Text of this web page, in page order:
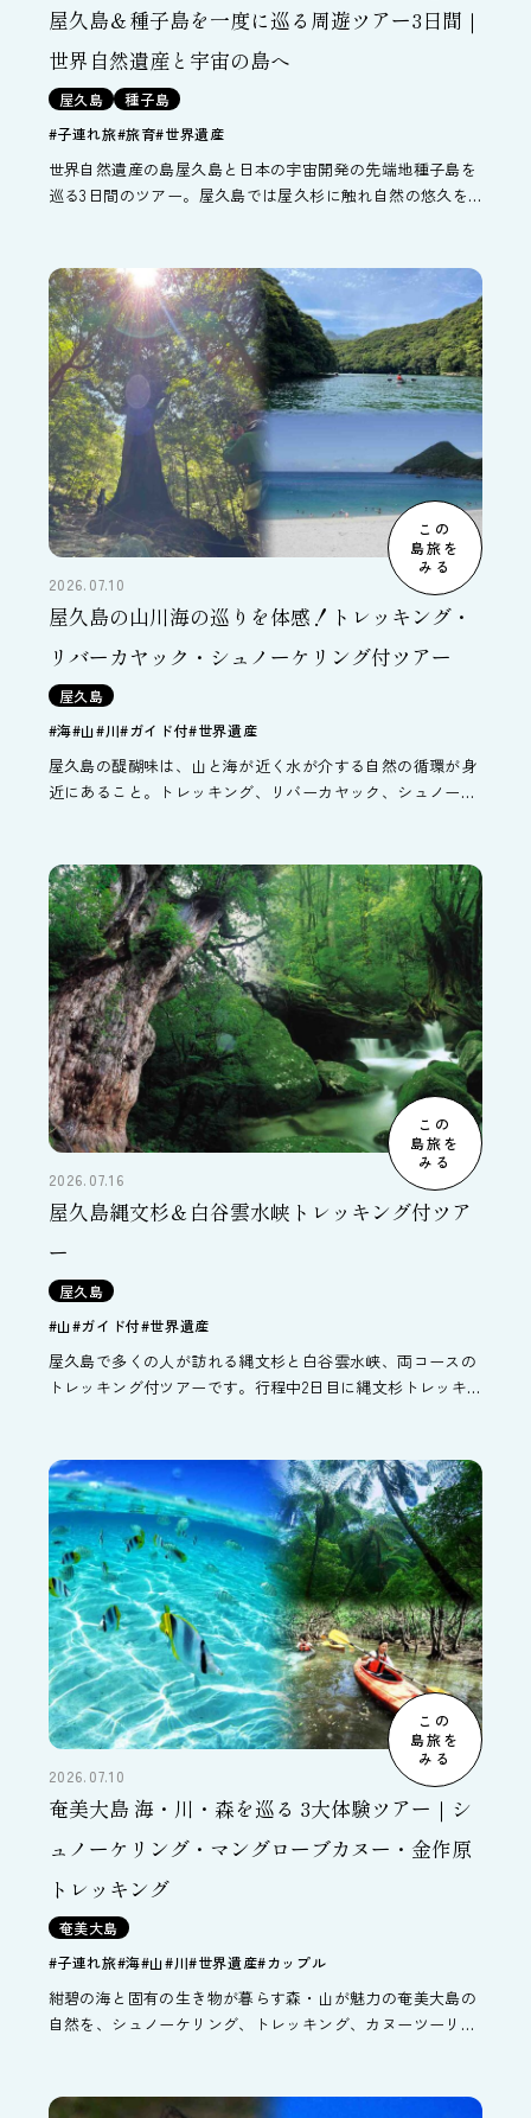
屋久島＆種子島を一度に巡る周遊ツアー3日間｜
世界自然遺産と宇宙の島へ
屋久島
種子島
#子連れ旅#旅育#世界遺産
世界自然遺産の島屋久島と日本の宇宙開発の先端地種子島を
巡る3日間のツアー。屋久島では屋久杉に触れ自然の悠久を
に触れることができます。子ども連れの家族旅行にオススメ
のプランです。
この
島旅を
みる
2026.07.10
屋久島の山川海の巡りを体感！トレッキング・
リバーカヤック・シュノーケリング付ツアー
屋久島
#海#山#川#ガイド付#世界遺産
屋久島の醍醐味は、山と海が近く水が介する自然の循環が身
近にあること。トレッキング、リバーカヤック、シュノーケ
この
島旅を
みる
2026.07.16
屋久島縄文杉＆白谷雲水峡トレッキング付ツア
ー
屋久島
#山#ガイド付#世界遺産
屋久島で多くの人が訪れる縄文杉と白谷雲水峡、両コースの
トレッキング付ツアーです。行程中2日目に縄文杉トレッキ
行情報もご紹介しています。
この
島旅を
みる
2026.07.10
奄美大島 海・川・森を巡る 3大体験ツアー｜シ
ュノーケリング・マングローブカヌー・金作原
トレッキング
奄美大島
#子連れ旅#海#山#川#世界遺産#カップル
紺碧の海と固有の生き物が暮らす森・山が魅力の奄美大島の
自然を、シュノーケリング、トレッキング、カヌーツーリン
ースです。